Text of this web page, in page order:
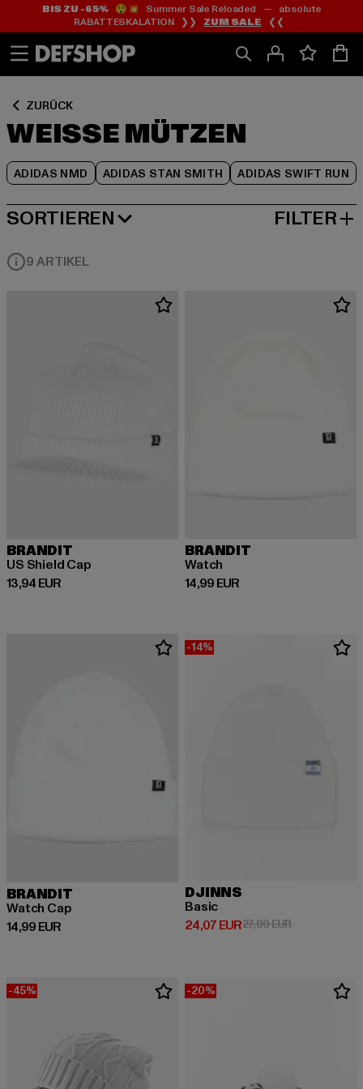
Zum
Inhalt
springen
Zum
Fußzeile
springen
BIS ZU -65%😲💥 Summer Sale Reloaded — absolute
RABATTESKALATION ❯❯ ZUM SALE ❮❮
ZURÜCK
WEISSE MÜTZEN
ADIDAS NMD ADIDAS STAN SMITH ADIDAS SWIFT RUN
Zum
Produktraster
springen
SORTIEREN
BELIEBTESTE FILTER
9 ARTIKEL
BRANDIT
US Shield Cap
13,94 EUR
Derzeitiger Preis: 13,94 EUR
BRANDIT
Watch
14,99 EUR
Derzeitiger Preis: 14,99 EUR
BRANDIT
Watch Cap
14,99 EUR
Derzeitiger Preis: 14,99 EUR
-14%
DJINNS
Basic
24,07 EUR
Derzeitiger Preis: 24,07 EUR
27,99 EURAktionspreis:
-45% -20%